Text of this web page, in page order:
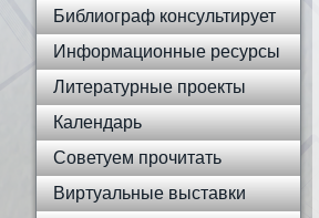
Библиограф консультирует
Информационные ресурсы
Литературные проекты
Календарь
Советуем прочитать
Виртуальные выставки